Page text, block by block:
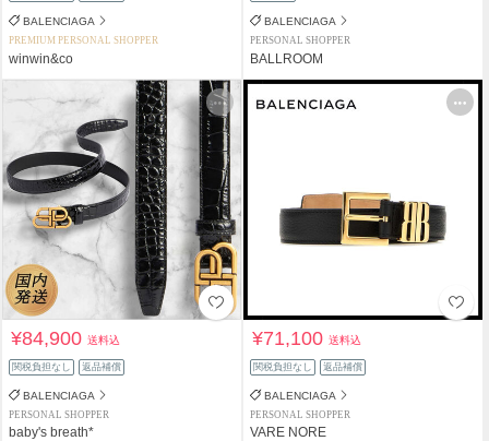
BALENCIAGA
PREMIUM PERSONAL SHOPPER
winwin&co
BALENCIAGA
PERSONAL SHOPPER
BALLROOM
¥84,900送料込
関税負担なし 返品補償
BALENCIAGA
PERSONAL SHOPPER
baby's breath*
¥71,100送料込
関税負担なし 返品補償
BALENCIAGA
PERSONAL SHOPPER
VARE NORE